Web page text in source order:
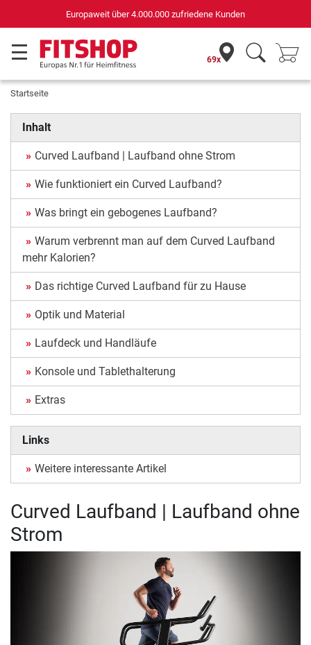
für Sportgeräte (n-tv+DISQ 2016-2024)
69x
Startseite
Inhalt
Curved Laufband | Laufband ohne Strom
Wie funktioniert ein Curved Laufband?
Was bringt ein gebogenes Laufband?
Warum verbrennt man auf dem Curved Laufband
mehr Kalorien?
Das richtige Curved Laufband für zu Hause
Optik und Material
Laufdeck und Handläufe
Konsole und Tablethalterung
Extras
Links
Weitere interessante Artikel
Curved Laufband | Laufband ohne
Strom